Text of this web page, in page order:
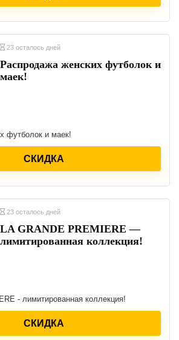
23 осталось дней
Распродажа женских футболок и
маек!
футболок и маек!
СКИДКА
23 осталось дней
LA GRANDE PREMIERE —
лимитированная коллекция!
- лимитированная коллекция!
СКИДКА